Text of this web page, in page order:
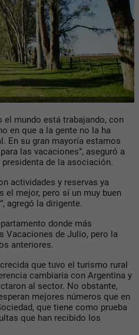
mundo está trabajando, con
en que a la gente no la ha
En su gran mayoría estamos
las vacaciones”, aseguró a
de la asociación.
actividades y reservas ya
el mejor, pero sí un muy buen
agregó la dirigente.
donde más
Vacaciones de Julio, pero la
anteriores.
que tuvo el turismo rural
cambiaria con Argentina y
al sector. No obstante,
mejores números que en
que tiene como prueba
que han recibido los